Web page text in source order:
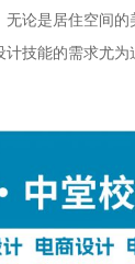
论是居住空间
技能的需求尤